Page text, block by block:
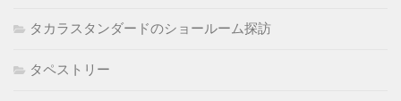
タカラスタンダードのショールーム探訪
タペストリー